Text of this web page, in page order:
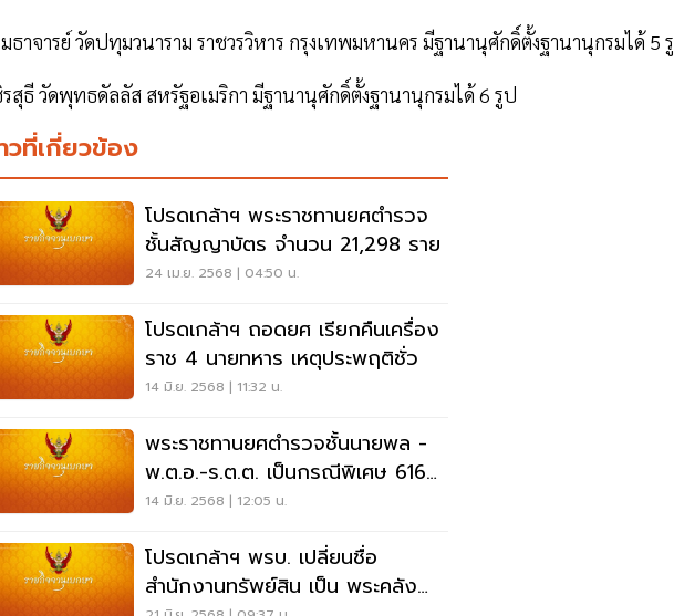
ธาจารย์ วัดปทุมวนาราม ราชวรวิหาร กรุงเทพมหานคร มีฐานานุศักดิ์ตั้งฐานานุกรมได้ 5
สุธี วัดพุทธดัลลัส สหรัฐอเมริกา มีฐานานุศักดิ์ตั้งฐานานุกรมได้ 6 รูป
วที่เกี่ยวข้อง
โปรดเกล้าฯ พระราชทานยศตํารวจ
ชั้นสัญญาบัตร จํานวน 21,298 ราย
24 เม.ย. 2568 | 04:50 น.
โปรดเกล้าฯ ถอดยศ เรียกคืนเครื่อง
ราช 4 นายทหาร เหตุประพฤติชั่ว
14 มิ.ย. 2568 | 11:32 น.
พระราชทานยศตำรวจชั้นนายพล -
พ.ต.อ.-ร.ต.ต. เป็นกรณีพิเศษ 616
ราย
14 มิ.ย. 2568 | 12:05 น.
โปรดเกล้าฯ พรบ. เปลี่ยนชื่อ
สำนักงานทรัพย์สิน เป็น พระคลัง